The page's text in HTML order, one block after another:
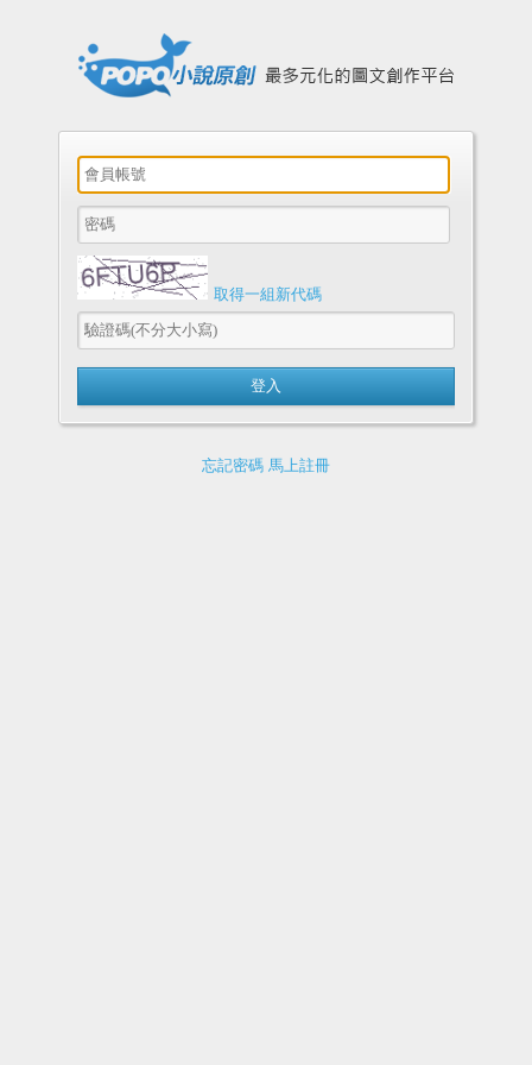
取得一組新代碼
忘記密碼 馬上註冊